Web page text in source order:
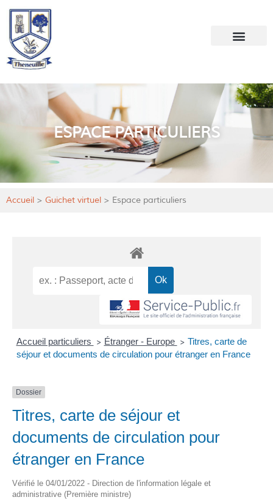
ESPACE PARTICULIERS
Accueil > Guichet virtuel > Espace particuliers
Accueil particuliers > Étranger - Europe > Titres, carte de
séjour et documents de circulation pour étranger en France
Dossier
Titres, carte de séjour et
documents de circulation pour
étranger en France
Vérifié le 04/01/2022 - Direction de l'information légale et
administrative (Première ministre)